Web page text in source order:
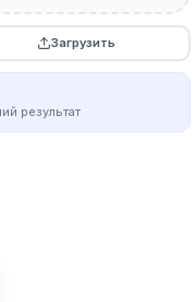
Загрузить
результат